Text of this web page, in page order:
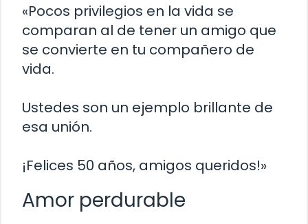
«Pocos privilegios en la vida se
comparan al de tener un amigo que
se convierte en tu compañero de
vida.
Ustedes son un ejemplo brillante de
esa unión.
¡Felices 50 años, amigos queridos!»
Amor perdurable